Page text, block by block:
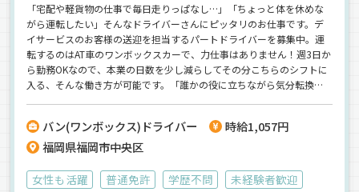
「宅配や軽貨物の仕事で毎日走りっぱなし…」「ちょっと体を休めな
がら運転したい」そんなドライバーさんにピッタリのお仕事です。デ
イサービスのお客様の送迎を担当するパートドライバーを募集中。運
転するのはAT車のワンボックスカーで、力仕事はありません！週3日か
ら勤務OKなので、本業の日数を少し減らしてその分こちらのシフトに
入る、そんな働き方が可能です。「誰かの役に立ちながら気分転換し
バン(ワンボックス)ドライバー
時給1,057円
福岡県福岡市中央区
女性も活躍 普通免許 学歴不問
未経験者歓迎